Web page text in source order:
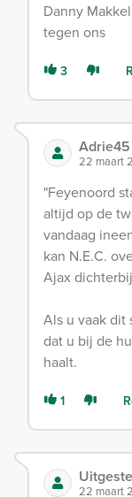
Danny
tegen ons
3
Adrie45
22 maart
"Feyenoord
altijd op de
vandaag
kan N.E.C.
Ajax
Als u vaak dit
dat u bij de
haalt.
1
22 maart